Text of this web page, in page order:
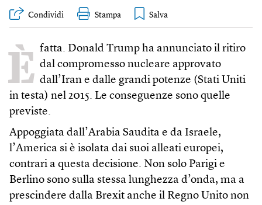
Condividi Stampa
È fatta. Donald Trump ha annunciato il ritiro
dal compromesso nucleare approvato
dall’Iran e dalle grandi potenze (Stati Uniti
in testa) nel 2015. Le conseguenze sono quelle
previste.
Appoggiata dall’Arabia Saudita e da Israele,
l’America si è isolata dai suoi alleati europei,
contrari a questa decisione. Non solo Parigi e
Berlino sono sulla stessa lunghezza d’onda, ma a
prescindere dalla Brexit anche il Regno Unito non